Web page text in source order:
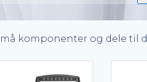
komponenter og dele til